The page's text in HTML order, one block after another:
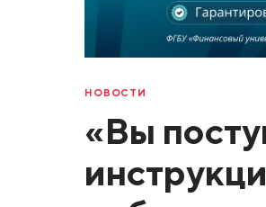
НОВОСТИ
«Вы